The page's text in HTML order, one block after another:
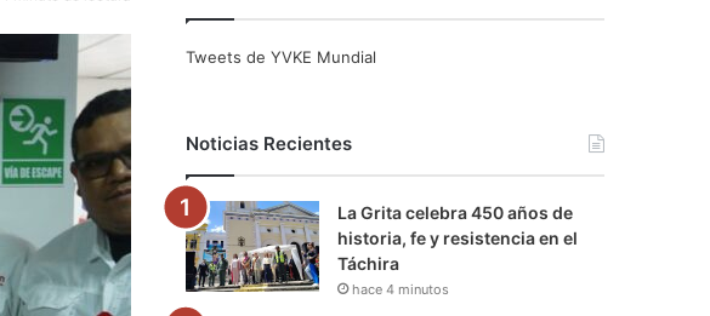
o
k
r
e
r
a
a
m
Tweets de YVKE Mundial
Noticias Recientes
La Grita celebra 450 años de
historia, fe y resistencia en el
Táchira
hace 4 minutos